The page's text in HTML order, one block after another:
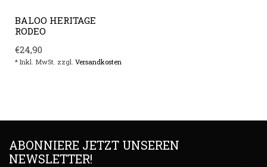
BALOO HERITAGE
RODEO
€24,90
* Inkl. MwSt. zzgl. Versandkosten
ABONNIERE JETZT UNSEREN
NEWSLETTER!